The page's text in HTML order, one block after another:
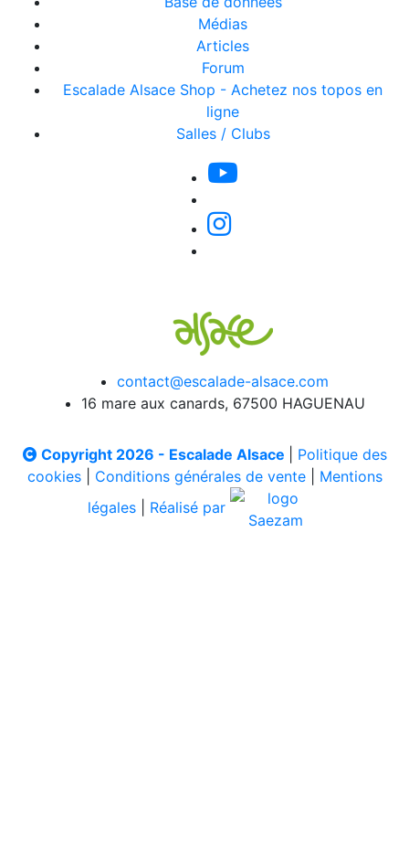
Médias
Articles
Forum
Escalade Alsace Shop - Achetez nos topos en
ligne
Salles / Clubs
contact@escalade-alsace.com
16 mare aux canards, 67500 HAGUENAU
Copyright 2026 - Escalade Alsace
Politique des
cookies| Conditions générales de vente| Mentions
légales
Réalisé par